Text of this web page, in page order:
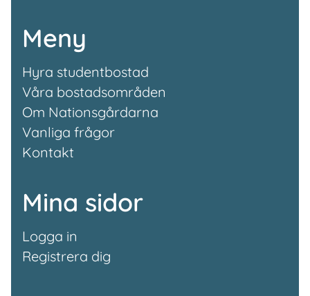
Meny
Hyra studentbostad
Våra bostadsområden
Om Nationsgårdarna
Vanliga frågor
Kontakt
Mina sidor
Logga in
Registrera dig